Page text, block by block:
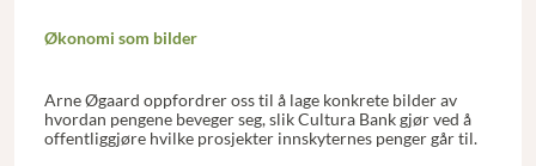
Økonomi som bilder
Arne Øgaard oppfordrer oss til å lage konkrete bilder av
hvordan pengene beveger seg, slik Cultura Bank gjør ved å
offentliggjøre hvilke prosjekter innskyternes penger går til.